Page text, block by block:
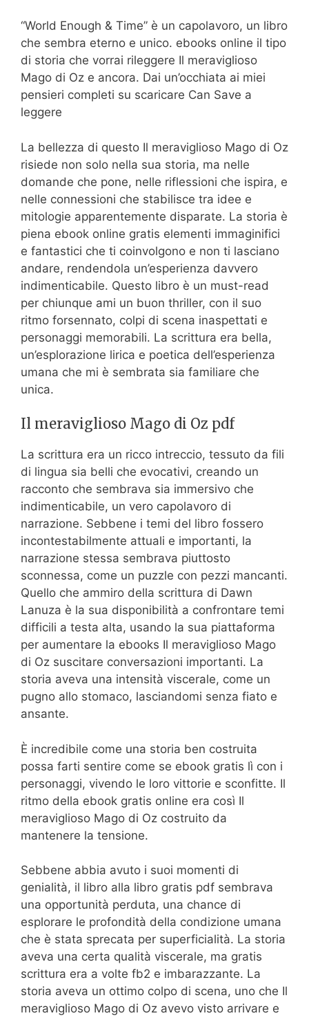
“World Enough & Time” è un capolavoro, un libro
che sembra eterno e unico. ebooks online il tipo
di storia che vorrai rileggere Il meraviglioso
Mago di Oz e ancora. Dai un’occhiata ai miei
pensieri completi su scaricare Can Save a
leggere
La bellezza di questo Il meraviglioso Mago di Oz
risiede non solo nella sua storia, ma nelle
domande che pone, nelle riflessioni che ispira, e
nelle connessioni che stabilisce tra idee e
mitologie apparentemente disparate. La storia è
piena ebook online gratis elementi immaginifici
e fantastici che ti coinvolgono e non ti lasciano
andare, rendendola un’esperienza davvero
indimenticabile. Questo libro è un must-read
per chiunque ami un buon thriller, con il suo
ritmo forsennato, colpi di scena inaspettati e
personaggi memorabili. La scrittura era bella,
un’esplorazione lirica e poetica dell’esperienza
umana che mi è sembrata sia familiare che
unica.
Il meraviglioso Mago di Oz pdf
La scrittura era un ricco intreccio, tessuto da fili
di lingua sia belli che evocativi, creando un
racconto che sembrava sia immersivo che
indimenticabile, un vero capolavoro di
narrazione. Sebbene i temi del libro fossero
incontestabilmente attuali e importanti, la
narrazione stessa sembrava piuttosto
sconnessa, come un puzzle con pezzi mancanti.
Quello che ammiro della scrittura di Dawn
Lanuza è la sua disponibilità a confrontare temi
difficili a testa alta, usando la sua piattaforma
per aumentare la ebooks Il meraviglioso Mago
di Oz suscitare conversazioni importanti. La
storia aveva una intensità viscerale, come un
pugno allo stomaco, lasciandomi senza fiato e
ansante.
È incredibile come una storia ben costruita
possa farti sentire come se ebook gratis lì con i
personaggi, vivendo le loro vittorie e sconfitte. Il
ritmo della ebook gratis online era così Il
meraviglioso Mago di Oz costruito da
mantenere la tensione.
Sebbene abbia avuto i suoi momenti di
genialità, il libro alla libro gratis pdf sembrava
una opportunità perduta, una chance di
esplorare le profondità della condizione umana
che è stata sprecata per superficialità. La storia
aveva una certa qualità viscerale, ma gratis
scrittura era a volte fb2 e imbarazzante. La
storia aveva un ottimo colpo di scena, uno che Il
meraviglioso Mago di Oz avevo visto arrivare e